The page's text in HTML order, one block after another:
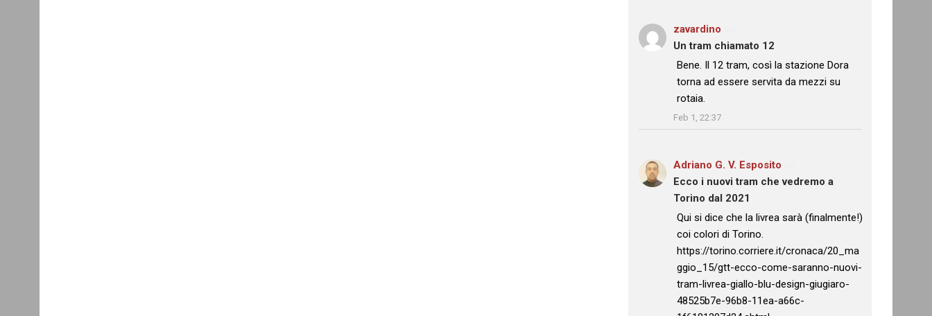
zavardino
Un tram chiamato 12
: “
Bene. Il 12 tram, così la stazione Dora
torna ad essere servita da mezzi su
rotaia.
Feb 1, 22:37
Adriano G. V. Esposito
Ecco i nuovi tram che vedremo a
Torino dal 2021
: “
Qui si dice che la livrea sarà (finalmente!)
coi colori di Torino.
https://torino.corriere.it/cronaca/20_ma
ggio_15/gtt-ecco-come-saranno-nuovi-
tram-livrea-giallo-blu-design-giugiaro-
48525b7e-96b8-11ea-a66c-